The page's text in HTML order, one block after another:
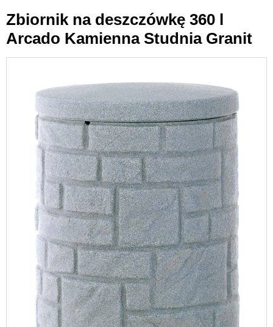
Zbiornik na deszczówkę 360 l
Arcado Kamienna Studnia Granit